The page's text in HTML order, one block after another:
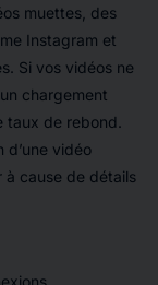
muettes, des
Instagram et
Si vos vidéos ne
chargement
taux de rebond.
vidéo
cause de détails